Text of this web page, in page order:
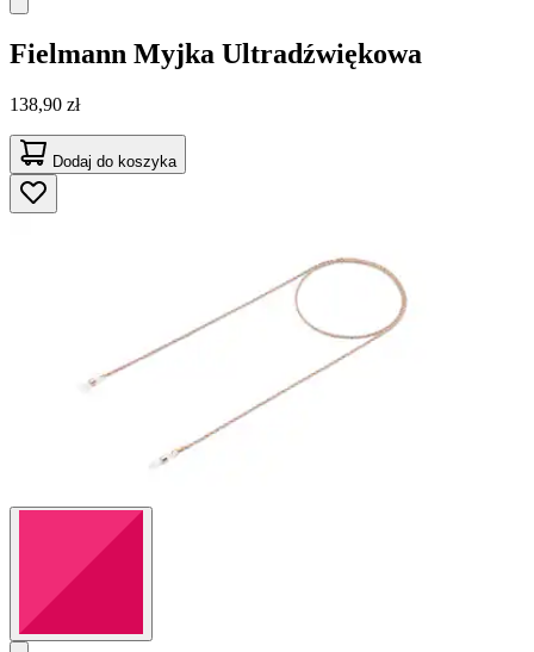
Fielmann Myjka Ultradźwiękowa
138,90 zł
Dodaj do koszyka